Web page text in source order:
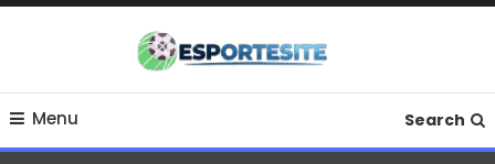
Skip
EsporteSite – Notícias,
O EsporteSite reúne notícias, resultados, análises e
curiosidades sobre futebol e outros esportes, com
conteúdo atualizado e informativo.
Menu Search